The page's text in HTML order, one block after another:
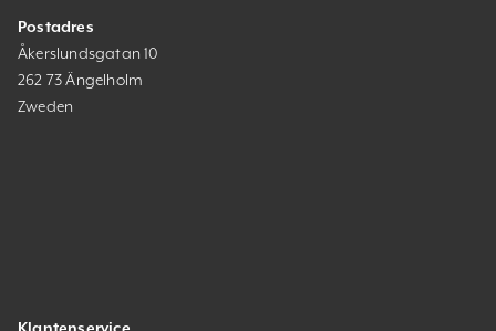
Postadres
Åkerslundsgatan 10
262 73 Ängelholm
Zweden
Klantenservice